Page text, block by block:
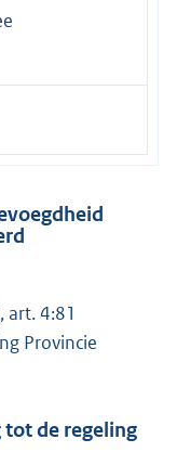
art. 4:81
Provincie
de regeling